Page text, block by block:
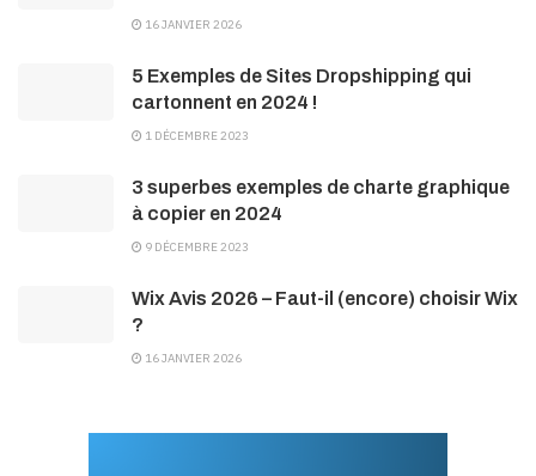
16 JANVIER 2026
5 Exemples de Sites Dropshipping qui
cartonnent en 2024 !
1 DÉCEMBRE 2023
3 superbes exemples de charte graphique
à copier en 2024
9 DÉCEMBRE 2023
Wix Avis 2026 – Faut-il (encore) choisir Wix
?
16 JANVIER 2026